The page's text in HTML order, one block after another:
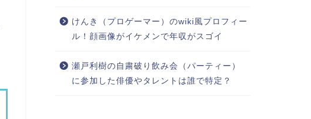
けんき（プロゲーマー）のwiki風プロフィー
ル！顔画像がイケメンで年収がスゴイ
瀬戸利樹の自粛破り飲み会（パーティー）
に参加した俳優やタレントは誰で特定？